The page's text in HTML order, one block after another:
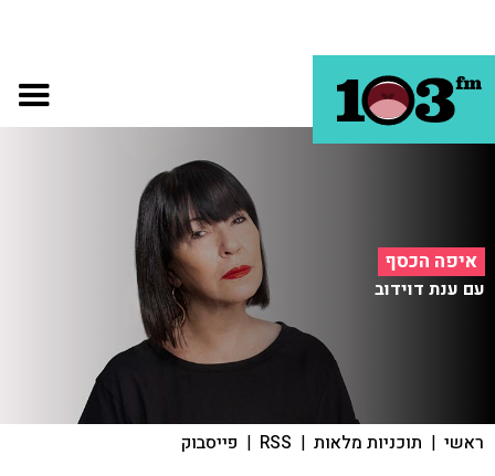
איפה הכסף
עם ענת דוידוב
ראשי | תוכניות מלאות |
RSS
| פייסבוק